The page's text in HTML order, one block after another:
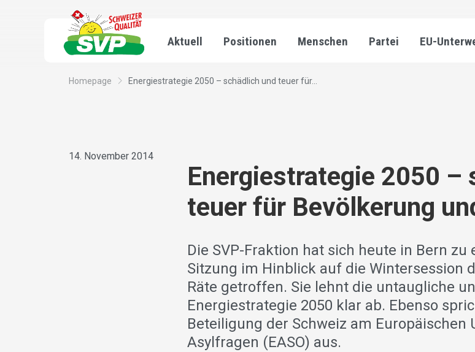
Aktuell Positionen Menschen Partei EU-
Homepage Energiestrategie 2050 – schädlich und teuer für...
14. November 2014
Energiestrategie 2050 –
teuer für Bevölkerung
Die SVP-Fraktion hat sich heute in Bern
Sitzung im Hinblick auf die Wintersession
Räte getroffen. Sie lehnt die untaugliche
Energiestrategie 2050 klar ab. Ebenso
Beteiligung der Schweiz am
Asylfragen (EASO) aus.